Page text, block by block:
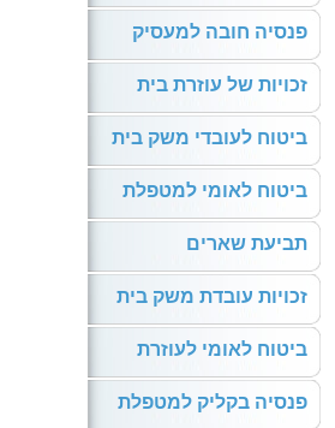
פנסיה חובה למעסיק
זכויות של עוזרת בית
ביטוח לעובדי משק בית
ביטוח לאומי למטפלת
תביעת שארים
זכויות עובדת משק בית
ביטוח לאומי לעוזרת
פנסיה בקליק למטפלת